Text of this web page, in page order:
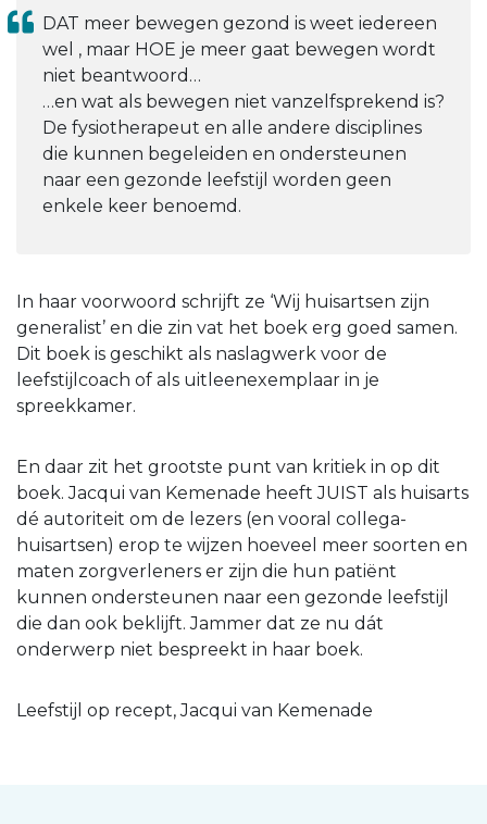
DAT meer bewegen gezond is weet iedereen
wel , maar HOE je meer gaat bewegen wordt
niet beantwoord…
…en wat als bewegen niet vanzelfsprekend is?
De fysiotherapeut en alle andere disciplines
die kunnen begeleiden en ondersteunen
naar een gezonde leefstijl worden geen
enkele keer benoemd.
In haar voorwoord schrijft ze ‘Wij huisartsen zijn
generalist’ en die zin vat het boek erg goed samen.
Dit boek is geschikt als naslagwerk voor de
leefstijlcoach of als uitleenexemplaar in je
spreekkamer.
En daar zit het grootste punt van kritiek in op dit
boek. Jacqui van Kemenade heeft JUIST als huisarts
dé autoriteit om de lezers (en vooral collega-
huisartsen) erop te wijzen hoeveel meer soorten en
maten zorgverleners er zijn die hun patiënt
kunnen ondersteunen naar een gezonde leefstijl
die dan ook beklijft. Jammer dat ze nu dát
onderwerp niet bespreekt in haar boek.
Leefstijl op recept, Jacqui van Kemenade